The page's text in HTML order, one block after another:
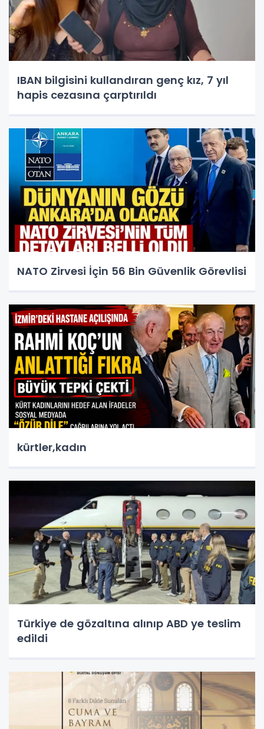
IBAN bilgisini kullandıran genç kız, 7 yıl
hapis cezasına çarptırıldı
NATO Zirvesi İçin 56 Bin Güvenlik Görevlisi
kürtler,kadın
Türkiye de gözaltına alınıp ABD ye teslim
edildi